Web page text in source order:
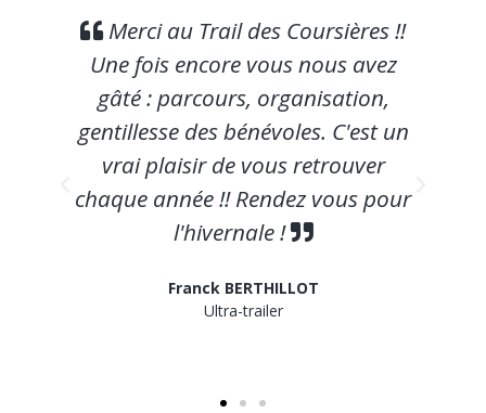
Merci au Trail des Coursières !!
Une fois encore vous nous avez
gâté : parcours, organisation,
gentillesse des bénévoles. C'est un
vrai plaisir de vous retrouver
chaque année !! Rendez vous pour
l'hivernale !
Franck BERTHILLOT
Ultra-trailer